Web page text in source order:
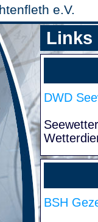
e.V.
Links
DWD
BSH